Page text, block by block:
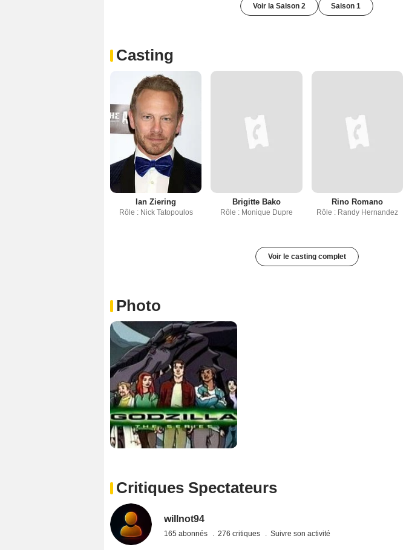
Voir la Saison 2 Saison 1
Casting
Ian Ziering
Rôle : Nick Tatopoulos
Brigitte Bako
Rôle : Monique Dupre
Rino Romano
Rôle : Randy Hernandez
Voir le casting complet
Photo
Critiques Spectateurs
willnot94
165 abonnés 276 critiques Suivre son activité